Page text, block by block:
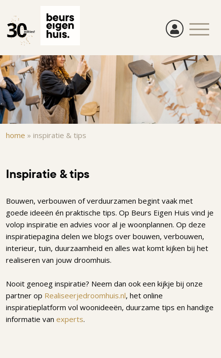
naar
de
gaan
Kruimelpad
home » inspiratie & tips
Inspiratie & tips
Bouwen, verbouwen of verduurzamen begint vaak met
goede ideeën én praktische tips. Op Beurs Eigen Huis vind je
volop inspiratie en advies voor al je woonplannen. Op deze
inspiratiepagina delen we blogs over bouwen, verbouwen,
interieur, tuin, duurzaamheid en alles wat komt kijken bij het
realiseren van jouw droomhuis.
Nooit genoeg inspiratie? Neem dan ook een kijkje bij onze
partner op Realiseerjedroomhuis.nl, het online
inspiratieplatform vol woonideeën, duurzame tips en handige
informatie van experts.